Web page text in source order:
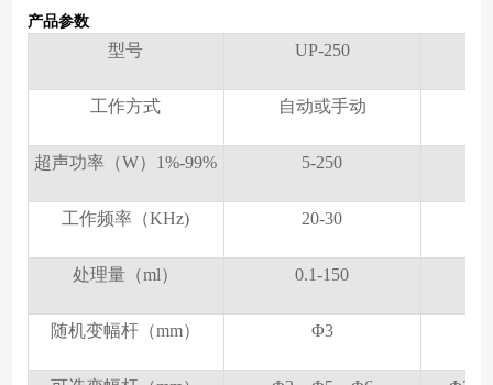
产品参数
型号 UP-250
工作方式 自动或手动
超声功率（W）1%-99% 5-250
工作频率（KHz) 20-30
处理量（ml） 0.1-150
随机变幅杆（mm） Φ3